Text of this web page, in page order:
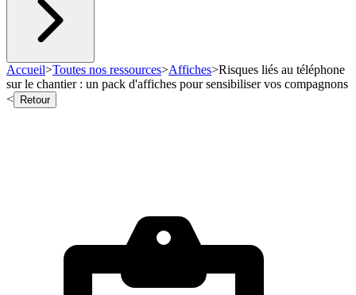
Accueil>Toutes nos ressources>Affiches>Risques liés au téléphone
sur le chantier : un pack d'affiches pour sensibiliser vos compagnons
<
Retour